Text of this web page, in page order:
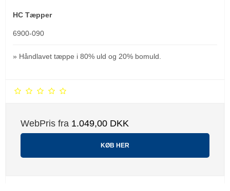
HC Tæpper
6900-090
» Håndlavet tæppe i 80% uld og 20% bomuld.
WebPris fra 1.049,00 DKK
KØB HER